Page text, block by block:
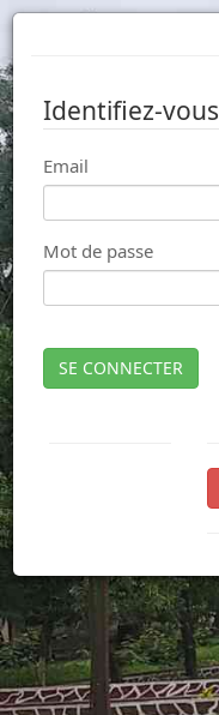
Identifiez-vous
Email
Mot de passe
SE CONNECTER